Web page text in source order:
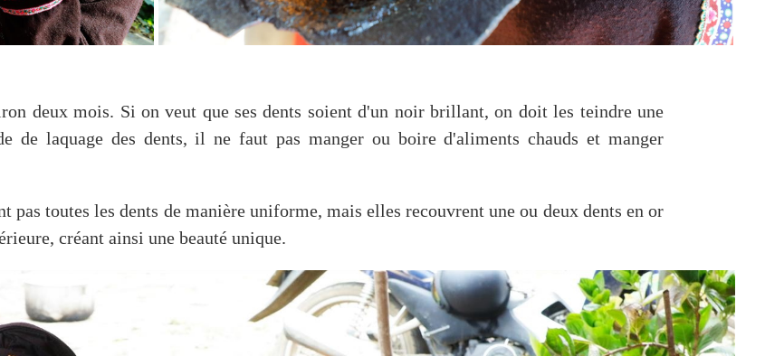
deux mois. Si on veut que ses dents soient d'un noir brillant, on doit les teindre une
de laquage des dents, il ne faut pas manger ou boire d'aliments chauds et manger
pas toutes les dents de manière uniforme, mais elles recouvrent une ou deux dents en or
créant ainsi une beauté unique.